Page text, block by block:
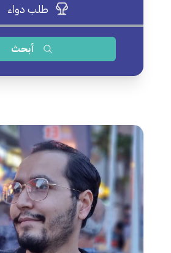
طلب دواء
أبحث